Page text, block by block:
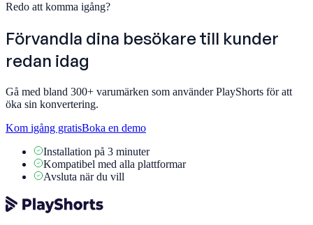
Redo att komma igång?
Förvandla dina besökare till kunder
redan idag
Gå med bland 300+ varumärken som använder PlayShorts för att
öka sin konvertering.
Kom igång gratisBoka en demo
Installation på 3 minuter
Kompatibel med alla plattformar
Avsluta när du vill